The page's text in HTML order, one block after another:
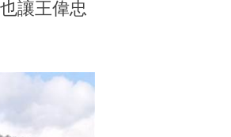
讓王偉忠